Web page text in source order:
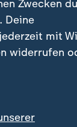
Ballsaal-
gestoppt
0:28
Zwecken
Deine
mit
widerrufen